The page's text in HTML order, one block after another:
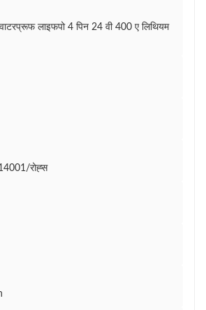
लाइफपो 4 पिन 24 वी 400 ए लिथियम
रोह्स